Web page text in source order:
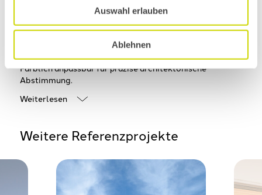
Auswahl erlauben
Ablehnen
Komfort Optimo XLS
Holz-Aluminium-Fenster mit klaren Linien und stärkeren
Profilen für hohe Wärmedämmung und Schallschutz.
Außen langlebiges Aluminium, innen warmes Holz.
Farblich anpassbar für präzise architektonische
Abstimmung.
Weiterlesen
Weitere Referenzprojekte